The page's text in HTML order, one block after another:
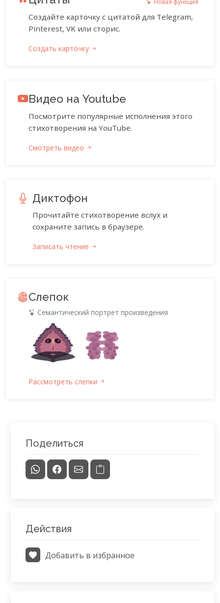
Создайте карточку с цитатой для Telegram,
Pinterest, VK или сторис.
Создать карточку
Видео на Youtube
Посмотрите популярные исполнения этого
стихотворения на YouTube.
Смотреть видео
Диктофон
Прочитайте стихотворение вслух и
сохраните запись в браузере.
Записать чтение
Слепок
Семантический портрет произведения
Рассмотреть слепки
Поделиться
Действия
Добавить в избранное